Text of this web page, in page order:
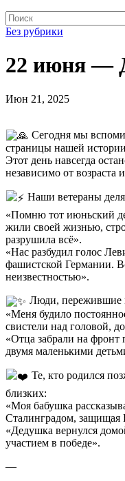
Без рубрики
22 июня —
Июн 21, 2025
Сегодня мы
страницы нашей
Этот день навсегда
независимо от возраста
Наши ветераны
«Помню тот июньский
жили своей жизнью,
разрушила всё».
«Нас разбудил голос
фашистской Германии.
неизвестностью».
Люди, пережившие
«Меня будило
свистели над головой,
«Отца забрали на фронт
двумя маленькими
Те, кто родился
близких:
«Моя бабушка
Сталинградом, защищая
«Дедушка вернулся
участием в победе».
—